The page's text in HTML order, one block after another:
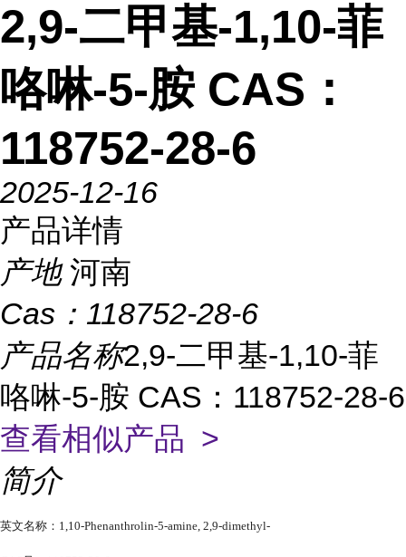
2,9-二甲基-1,10-菲
咯啉-5-胺 CAS：
118752-28-6
2025-12-16
产品详情
产地 河南
Cas： 118752-28-6
产品名称2,9-二甲基-1,10-菲
咯啉-5-胺 CAS：118752-28-6
查看相似产品 >
简介
英文名称：1,10-Phenanthrolin-5-amine, 2,9-dimethyl-